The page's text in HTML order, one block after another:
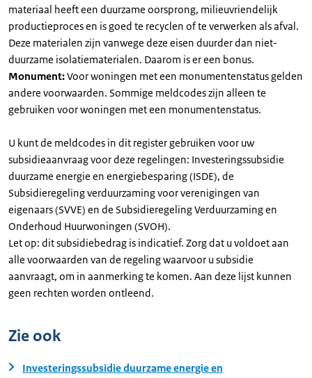
materiaal heeft een duurzame oorsprong, milieuvriendelijk
productieproces en is goed te recyclen of te verwerken als afval.
Deze materialen zijn vanwege deze eisen duurder dan niet-
duurzame isolatiematerialen. Daarom is er een bonus.
Monument:Voor woningen met een monumentenstatus gelden
andere voorwaarden. Sommige meldcodes zijn alleen te
gebruiken voor woningen met een monumentenstatus.
U kunt de meldcodes in dit register gebruiken voor uw
subsidieaanvraag voor deze regelingen: Investeringssubsidie
duurzame energie en energiebesparing (ISDE), de
Subsidieregeling verduurzaming voor verenigingen van
eigenaars (SVVE) en de Subsidieregeling Verduurzaming en
Onderhoud Huurwoningen (SVOH).
Let op: dit subsidiebedrag is indicatief. Zorg dat u voldoet aan
alle voorwaarden van de regeling waarvoor u subsidie
aanvraagt, om in aanmerking te komen. Aan deze lijst kunnen
geen rechten worden ontleend.
Zie ook
Investeringssubsidie duurzame energie en